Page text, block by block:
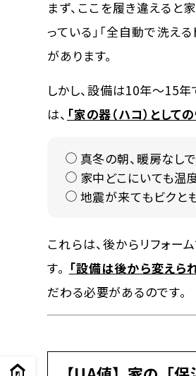
まず、ここを履き違えると
っている」「全自動で洗え
があります。
しかし、設備は10年〜15
は、 「家の器（ハコ）として
真冬の朝、暖房なし
家中どこにいても温
地震が来てもビクと
これらは、後からリフォ
す。 「設備は後から変えら
だわる必要があるのです。